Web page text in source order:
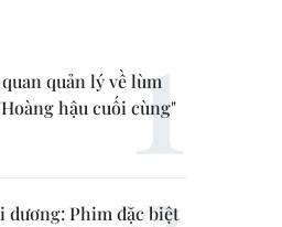
quản lý về lùm
hậu cuối cùng"
dương: Phim đặc biệt